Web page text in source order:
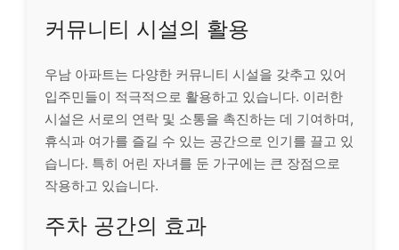
커뮤니티 시설의 활용
우남 아파트는 다양한 커뮤니티 시설을 갖추고 있어
입주민들이 적극적으로 활용하고 있습니다. 이러한
시설은 서로의 연락 및 소통을 촉진하는 데 기여하며,
휴식과 여가를 즐길 수 있는 공간으로 인기를 끌고 있
습니다. 특히 어린 자녀를 둔 가구에는 큰 장점으로
작용하고 있습니다.
주차 공간의 효과